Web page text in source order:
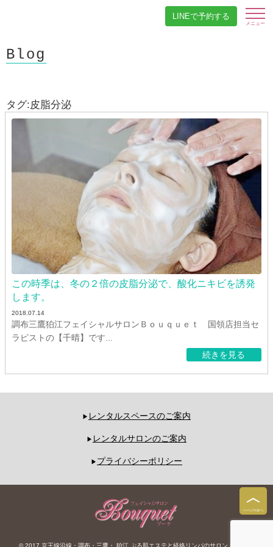
LINEで予約する
Blog
タグ:皮脂分泌
この時季は、冬の２倍の皮脂分泌で、酸化ニキビを誘発
します。
2018.07.14
調布三鷹狛江フェイシャルサロンＢｏｕｑｕｅｔ 国領店担当セ
ラピストの【千晴】です...
続きを見る
レンタルスペースのご案内
レンタルサロンのご案内
プライバシーポリシー
© 2017 京王線沿線・調布・三鷹・ 狛江 ぷる肌エステと経絡リンパのサロン Bouquet